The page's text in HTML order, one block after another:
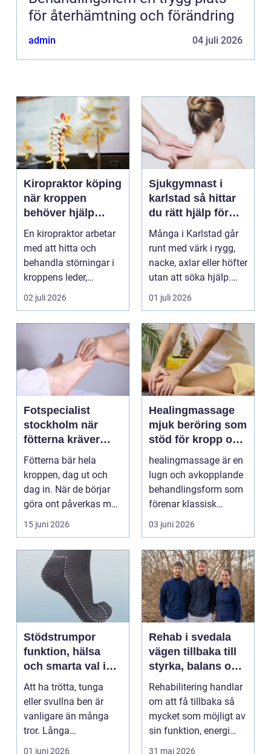
för återhämtning och förändring
admin 04 juli 2026
Kiropraktor köping
när kroppen
behöver hjälp
tillbaka
En kiropraktor arbetar
med att hitta och
behandla störningar i
kroppens leder,
muskler och
nervsyste...
02 juli 2026
Sjukgymnast i
karlstad så hittar
du rätt hjälp för
kroppen
Många i Karlstad går
runt med värk i rygg,
nacke, axlar eller höfter
utan att söka hjälp.
Andra har ...
01 juli 2026
Fotspecialist
stockholm när
fötterna kräver
mer än vanliga
sulor
Fötterna bär hela
kroppen, dag ut och
dag in. När de börjar
göra ont påverkas mer
15 juni 2026
Healingmassage
mjuk beröring som
stöd för kropp och
själ
healingmassage är en
lugn och avkopplande
behandlingsform som
förenar klassisk
massage med
energibas...
03 juni 2026
Stödstrumpor
funktion, hälsa
och smarta val i
vardagen
Att ha trötta, tunga
eller svullna ben är
vanligare än många
tror. Långa
arbetsdagar på hårda
01 juni 2026
Rehab i svedala
vägen tillbaka till
styrka, balans och
vardag
Rehabilitering handlar
om att få tillbaka så
mycket som möjligt av
sin funktion, energi
och trygghet...
31 maj 2026